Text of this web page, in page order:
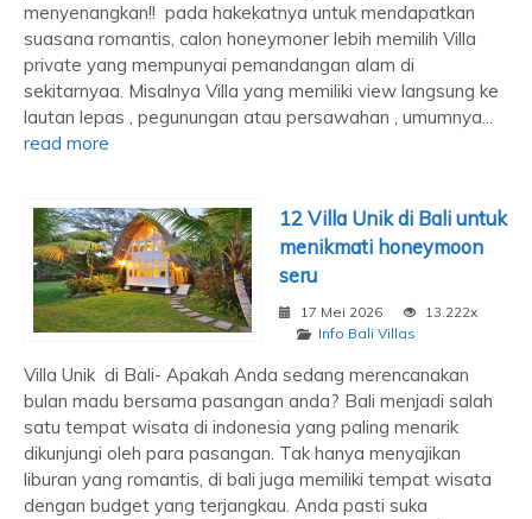
menyenangkan!! pada hakekatnya untuk mendapatkan
suasana romantis, calon honeymoner lebih memilih Villa
private yang mempunyai pemandangan alam di
sekitarnyaa. Misalnya Villa yang memiliki view langsung ke
lautan lepas , pegunungan atau persawahan , umumnya...
read more
12 Villa Unik di Bali untuk
menikmati honeymoon
seru
17 Mei 2026
13.222x
Info Bali Villas
Villa Unik di Bali- Apakah Anda sedang merencanakan
bulan madu bersama pasangan anda? Bali menjadi salah
satu tempat wisata di indonesia yang paling menarik
dikunjungi oleh para pasangan. Tak hanya menyajikan
liburan yang romantis, di bali juga memiliki tempat wisata
dengan budget yang terjangkau. Anda pasti suka